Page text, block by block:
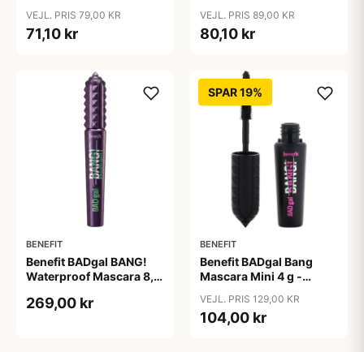
Brown
VEJL. PRIS 79,00 KR
71,10 kr
VEJL. PRIS 89,00 KR
80,10 kr
BENEFIT
Benefit BADgal BANG!
Waterproof Mascara 8,5
269,00 kr
SPAR 19%
BENEFIT
Benefit BADgal Bang
Mascara Mini 4 g -
VEJL. PRIS 129,00 KR
104,00 kr